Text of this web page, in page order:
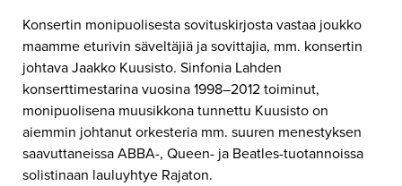
Konsertin monipuolisesta sovituskirjosta vastaa joukko
maamme eturivin säveltäjiä ja sovittajia, mm. konsertin
johtava Jaakko Kuusisto. Sinfonia Lahden
konserttimestarina vuosina 1998–2012 toiminut,
monipuolisena muusikkona tunnettu Kuusisto on
aiemmin johtanut orkesteria mm. suuren menestyksen
saavuttaneissa ABBA-, Queen- ja Beatles-tuotannoissa
solistinaan lauluyhtye Rajaton.